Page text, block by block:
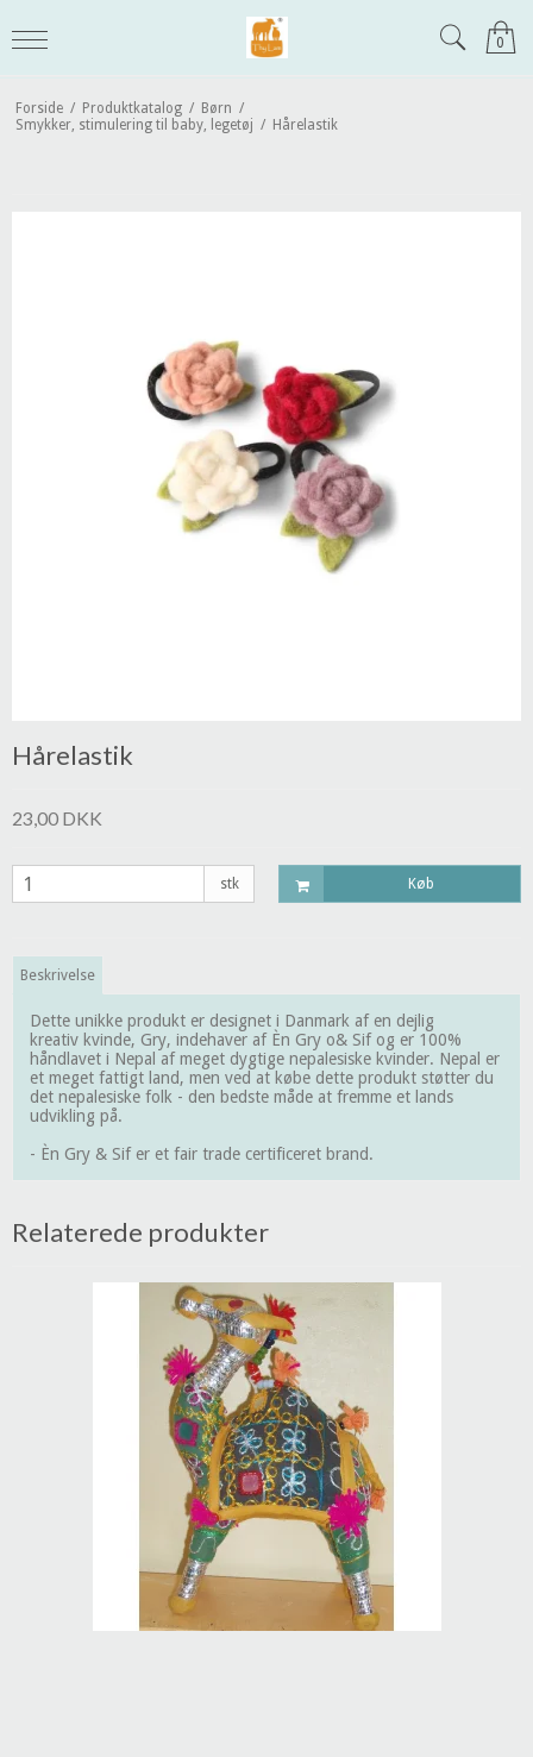
0
Forside / Produktkatalog / Børn /
Smykker, stimulering til baby, legetøj / Hårelastik
Hårelastik
23,00 DKK
stk Køb
Beskrivelse
Dette unikke produkt er designet i Danmark af en dejlig
kreativ kvinde, Gry, indehaver af Èn Gry o& Sif og er 100%
håndlavet i Nepal af meget dygtige nepalesiske kvinder. Nepal er
et meget fattigt land, men ved at købe dette produkt støtter du
det nepalesiske folk - den bedste måde at fremme et lands
udvikling på.
- Èn Gry & Sif er et fair trade certificeret brand.
Relaterede produkter